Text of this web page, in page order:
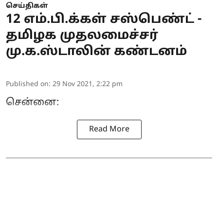
செய்திகள்
12 எம்.பி.க்கள் சஸ்பெண்ட் -
தமிழக முதலமைச்சர்
மு.க.ஸ்டாலின் கண்டனம்
Published on: 29 Nov 2021, 2:22 pm
சென்னை:
Read More